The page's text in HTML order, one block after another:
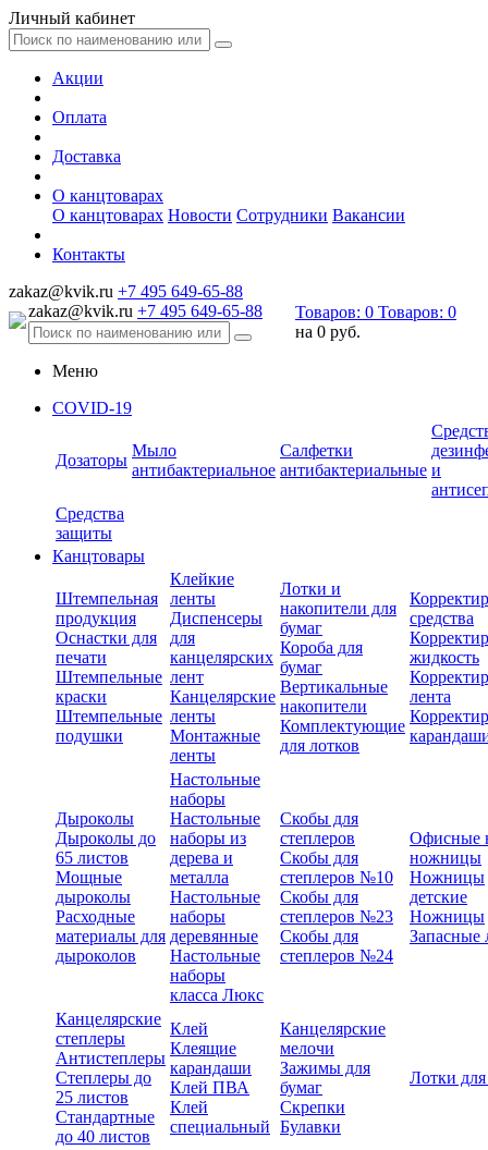
Личный кабинет
Акции
Оплата
Доставка
О канцтоварах
О канцтоварах Новости Сотрудники Вакансии
Контакты
zakaz@kvik.ru +7 495 649-65-88
zakaz@kvik.ru +7 495 649-65-88 Товаров: 0 Товаров: 0
на 0 руб.
Меню
COVID-19
Дозаторы
Мыло
антибактериальное
Салфетки
антибактериальные и
Средства
защиты
Канцтовары
Штемпельная
продукция
Оснастки для
печати
Штемпельные
краски
Штемпельные
подушки
Клейкие
ленты
Диспенсеры
для
канцелярских
лент
Канцелярские
ленты
Монтажные
ленты
Лотки и
накопители для
бумаг
Короба для
бумаг
Вертикальные
накопители
Комплектующие
для лотков
средства
жидкость
лента
Дыроколы
Дыроколы до
65 листов
Мощные
дыроколы
Расходные
материалы для
дыроколов
Настольные
наборы
Настольные
наборы из
дерева и
металла
Настольные
наборы
деревянные
Настольные
наборы
класса Люкс
Скобы для
степлеров
Скобы для
степлеров №10
Скобы для
степлеров №23
Скобы для
степлеров №24
Офисные
ножницы
Ножницы
детские
Ножницы
Запасные
Канцелярские
степлеры
Антистеплеры
Степлеры до
25 листов
Стандартные
до 40 листов
Клей
Клеящие
карандаши
Клей ПВА
Клей
специальный
Канцелярские
мелочи
Зажимы для
бумаг
Скрепки
Булавки
Лотки